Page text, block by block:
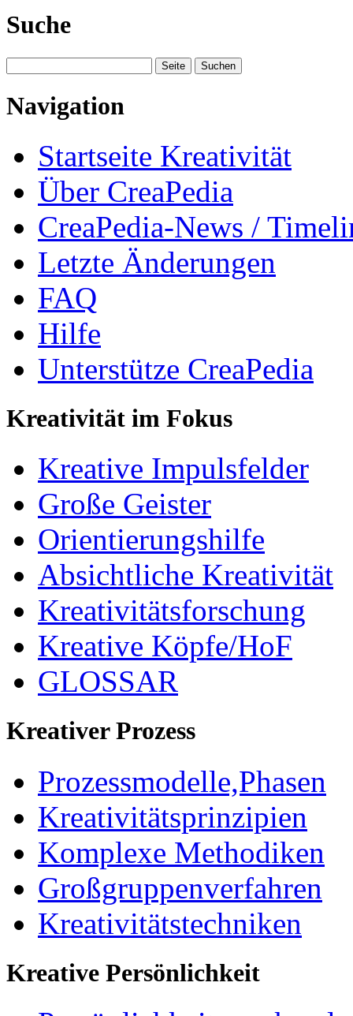
Suche
Navigation
Startseite Kreativität
Über CreaPedia
CreaPedia-News /
Letzte Änderungen
FAQ
Hilfe
Unterstütze CreaPedia
Kreativität im Fokus
Kreative Impulsfelder
Große Geister
Orientierungshilfe
Absichtliche Kreativität
Kreativitätsforschung
Kreative Köpfe/HoF
GLOSSAR
Kreativer Prozess
Prozessmodelle,Phasen
Kreativitätsprinzipien
Komplexe Methodiken
Großgruppenverfahren
Kreativitätstechniken
Kreative Persönlichkeit